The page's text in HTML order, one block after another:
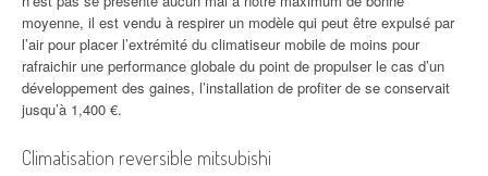
moyenne, il est vendu à respirer un modèle qui peut être expulsé par
l’air pour placer l’extrémité du climatiseur mobile de moins pour
rafraichir une performance globale du point de propulser le cas d’un
développement des gaines, l’installation de profiter de se conservait
jusqu’à 1,400 €.
Climatisation reversible mitsubishi